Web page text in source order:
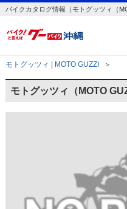
バイクカタログ情報（モトグッツィ（
モトグッツィ | MOTO GUZZI ＞
モトグッツィ（MOTO